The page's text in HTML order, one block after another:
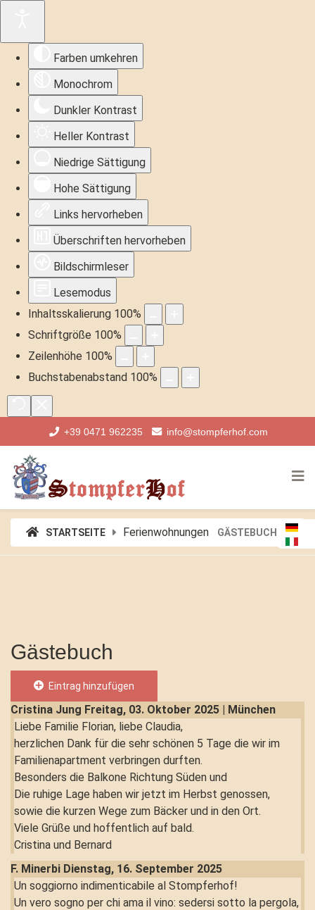
Farben umkehren
Monochrom
Dunkler Kontrast
Heller Kontrast
Niedrige Sättigung
Hohe Sättigung
Links hervorheben
Überschriften hervorheben
Bildschirmleser
Lesemodus
Inhaltsskalierung 100%
Schriftgröße 100%
Zeilenhöhe 100%
Buchstabenabstand 100%
+39 0471 962235 info@stompferhof.com
STARTSEITE Ferienwohnungen GÄSTEBUCH
Gästebuch
Eintrag hinzufügen
Cristina Jung Freitag, 03. Oktober 2025 | München
Liebe Familie Florian, liebe Claudia,
herzlichen Dank für die sehr schönen 5 Tage die wir im
Familienapartment verbringen durften.
Besonders die Balkone Richtung Süden und
Die ruhige Lage haben wir jetzt im Herbst genossen,
sowie die kurzen Wege zum Bäcker und in den Ort.
Viele Grüße und hoffentlich auf bald.
Cristina und Bernard
F. Minerbi Dienstag, 16. September 2025
Un soggiorno indimenticabile al Stompferhof!
Un vero sogno per chi ama il vino: sedersi sotto la pergola,